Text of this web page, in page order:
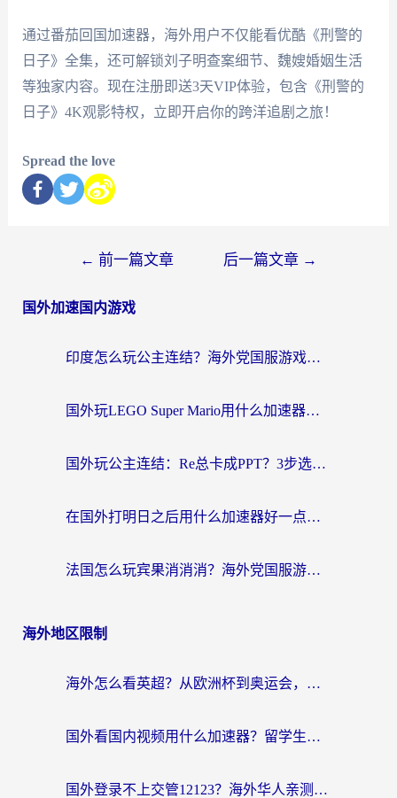
通过番茄回国加速器，海外用户不仅能看优酷《刑警的
日子》全集，还可解锁刘子明查案细节、魏嫂婚姻生活
等独家内容。现在注册即送3天VIP体验，包含《刑警的
日子》4K观影特权，立即开启你的跨洋追剧之旅！
Spread the love
← 前一篇文章 后一篇文章 →
国外加速国内游戏
印度怎么玩公主连结？海外党国服游戏加速终极指南（附仙境传说RO重生细胞优化技巧）
国外玩LEGO Super Mario用什么加速器？2026海外玩家亲测有效指南
国外玩公主连结：Re总卡成PPT？3步选对加速器，畅玩国服无压力
在国外打明日之后用什么加速器好一点？海外玩家亲测有效的国服游戏加速指南
法国怎么玩宾果消消消？海外党国服游戏加速器终极指南（附漫威召唤与合成解决办法）
海外地区限制
海外怎么看英超？从欧洲杯到奥运会，一份让你不卡壳的中文解说观看指南
国外看国内视频用什么加速器？留学生和海外华人的实用指南
国外登录不上交管12123？海外华人亲测有效的回国加速器选择指南